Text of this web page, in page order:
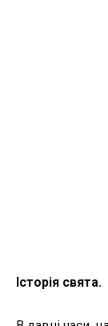
Історія свята.